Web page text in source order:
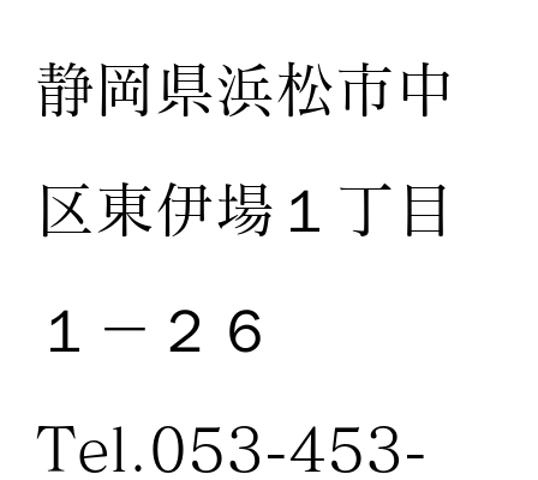
静岡県浜松市中
区東伊場１丁目
１－２６
Tel.053-453-